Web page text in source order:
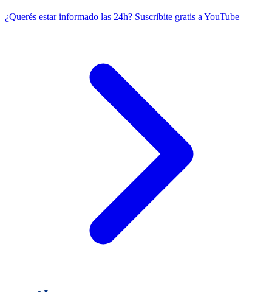
¿Querés estar informado las 24h? Suscribite gratis a YouTube